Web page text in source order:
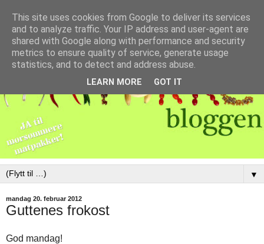
▼
mandag 20. februar 2012
Guttenes frokost
God mandag!
This site uses cookies from Google to deliver its services
and to analyze traffic. Your IP address and user-agent are
shared with Google along with performance and security
metrics to ensure quality of service, generate usage
statistics, and to detect and address abuse.
LEARN MORE GOT IT